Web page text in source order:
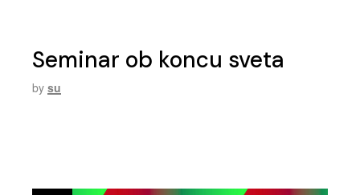
Seminar ob koncu sveta
by su